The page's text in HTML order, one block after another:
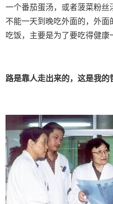
一个番茄蛋汤，或者菠菜粉丝
不能一天到晚吃外面的，外
吃饭，主要是为了要吃得健康
路是靠人走出来的，这是我的